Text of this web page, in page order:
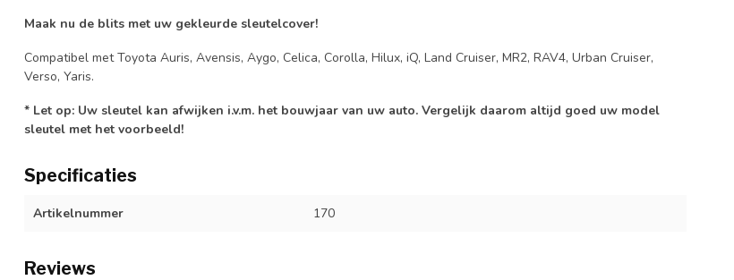
Maak nu de blits met uw gekleurde sleutelcover!
Compatibel met Toyota Auris, Avensis, Aygo, Celica, Corolla, Hilux, iQ, Land Cruiser, MR2, RAV4, Urban Cruiser,
Verso, Yaris.
* Let op: Uw sleutel kan afwijken i.v.m. het bouwjaar van uw auto. Vergelijk daarom altijd goed uw model
sleutel met het voorbeeld!
Specificaties
Artikelnummer 170
Reviews